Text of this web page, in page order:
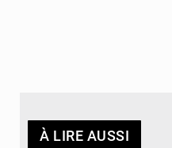
À LIRE AUSSI